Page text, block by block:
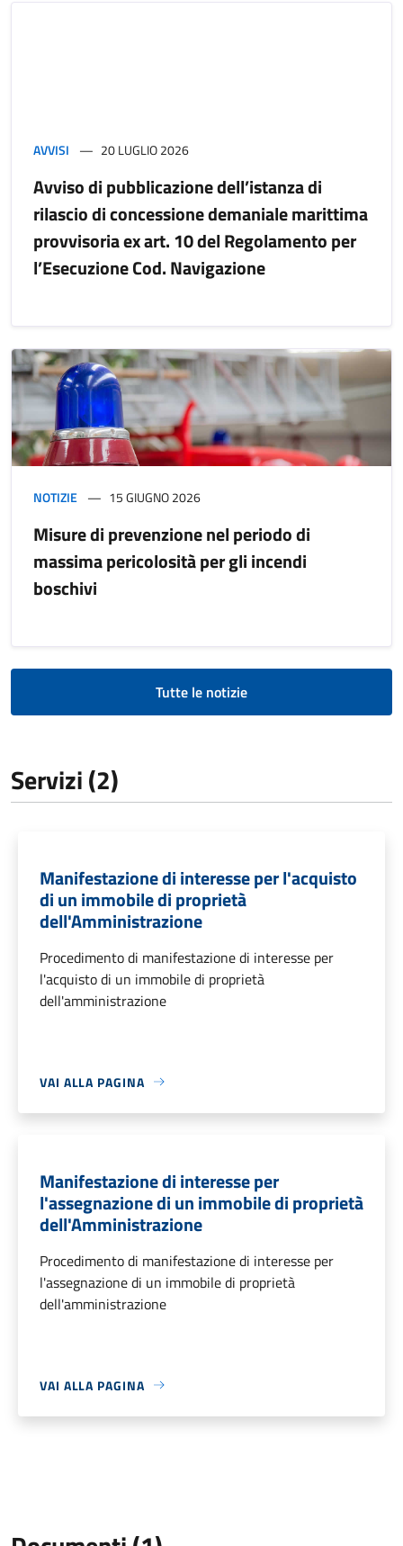
AVVISI 20 LUGLIO 2026
Avviso di pubblicazione dell’istanza di
rilascio di concessione demaniale marittima
provvisoria ex art. 10 del Regolamento per
l’Esecuzione Cod. Navigazione
NOTIZIE 15 GIUGNO 2026
Misure di prevenzione nel periodo di
massima pericolosità per gli incendi
boschivi
Tutte le notizie
Servizi (2)
Manifestazione di interesse per l'acquisto
di un immobile di proprietà
dell'Amministrazione
Procedimento di manifestazione di interesse per
l'acquisto di un immobile di proprietà
dell'amministrazione
VAI ALLA PAGINA
Manifestazione di interesse per
l'assegnazione di un immobile di proprietà
dell'Amministrazione
Procedimento di manifestazione di interesse per
l'assegnazione di un immobile di proprietà
dell'amministrazione
VAI ALLA PAGINA